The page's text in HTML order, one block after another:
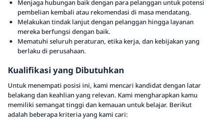
Menjaga hubungan baik dengan para pelanggan untuk potensi
pembelian kembali atau rekomendasi di masa mendatang.
Melakukan tindak lanjut dengan pelanggan hingga layanan
mereka berfungsi dengan baik.
Mematuhi seluruh peraturan, etika kerja, dan kebijakan yang
berlaku di perusahaan.
Kualifikasi yang Dibutuhkan
Untuk menempati posisi ini, kami mencari kandidat dengan latar
belakang dan keahlian yang relevan. Kami mengharapkan kamu
memiliki semangat tinggi dan kemauan untuk belajar. Berikut
adalah beberapa kriteria yang kami cari: